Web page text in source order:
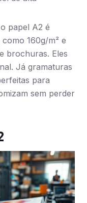
papel A2 é
160g/m² e
brochuras. Eles
Já gramaturas
para
sem perder